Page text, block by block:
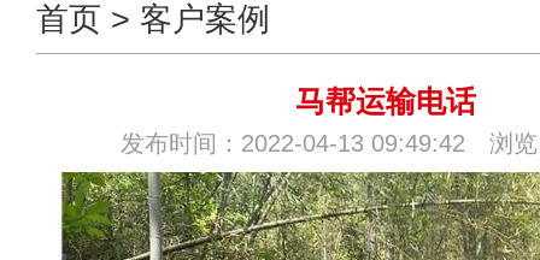
首页 > 客户案例
马帮运输电话
发布时间：2022-04-13 09:49:42 浏览